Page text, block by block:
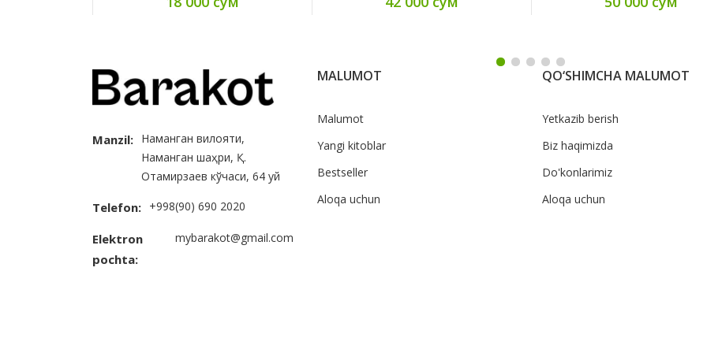
Manzil: Наманган вилояти,
Наманган шаҳри, Қ.
Отамирзаев кўчаси, 64 уй
Telefon: +998(90) 690 2020
Elektron
pochta:
mybarakot@gmail.com
MALUMOT
Malumot
Yangi kitoblar
Bestseller
Aloqa uchun
QO‘SHIMCHA MALUMOT
Yetkazib berish
Biz haqimizda
Do'konlarimiz
Aloqa uchun